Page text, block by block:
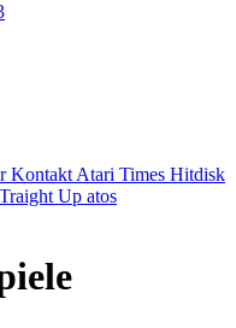
Kontakt Atari Times Hitdisk
Up atos